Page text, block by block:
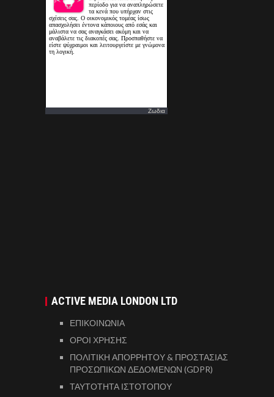
Ζωδια
ACTIVE MEDIA LONDON LTD
ΕΠΙΚΟΙΝΩΝΙΑ
ΟΡΟΙ ΧΡΗΣΗΣ
ΠΟΛΙΤΙΚΗ ΑΠΟΡΡΗΤΟΥ & ΠΡΟΣΤΑΣΙΑΣ
ΠΡΟΣΩΠΙΚΩΝ ΔΕΔΟΜΕΝΩΝ (GDPR)
ΤΑΥΤΟΤΗΤΑ ΙΣΤΟΤΟΠΟΥ